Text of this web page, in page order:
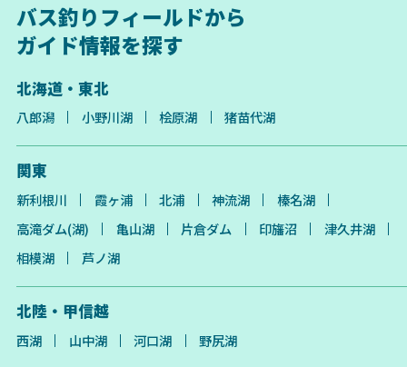
バス釣りフィールドから
ガイド情報を探す
北海道・東北
八郎潟 小野川湖 桧原湖 猪苗代湖
関東
新利根川 霞ヶ浦 北浦 神流湖
榛名湖
高滝ダム(湖)
亀山湖 片倉ダム 印旛沼
津久井湖
相模湖
芦ノ湖
北陸・甲信越
西湖 山中湖 河口湖 野尻湖